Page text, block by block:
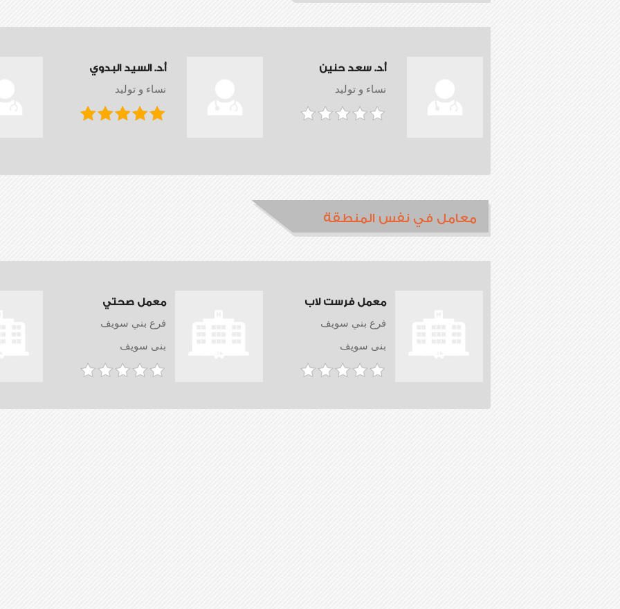
أ.د. السيد البدوي
نساء و توليد
أ.د. سعد حنين
نساء و توليد
معامل في نفس المنطقة
معمل صحتي
فرع بني سويف
بنى سويف
معمل فرست لاب
فرع بني سويف
بنى سويف